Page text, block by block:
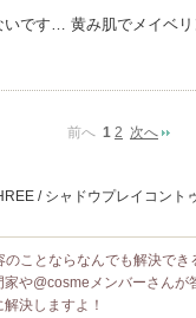
いです… 黄み肌でメイベ
前へ 1 2 次へ
/ シャドウプレイコン
のことならなんでも解決でき
家や@cosmeメンバーさんが
決しますよ！